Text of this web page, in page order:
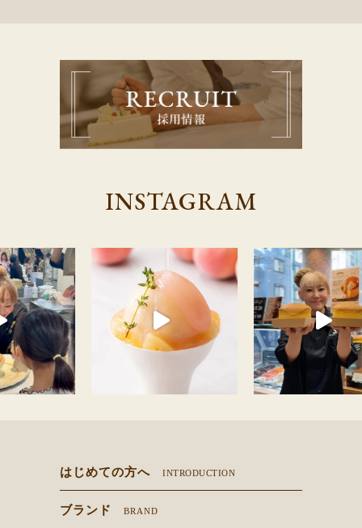
INSTAGRAM
！
はじめての方へ INTRODUCTION
ブランド BRAND